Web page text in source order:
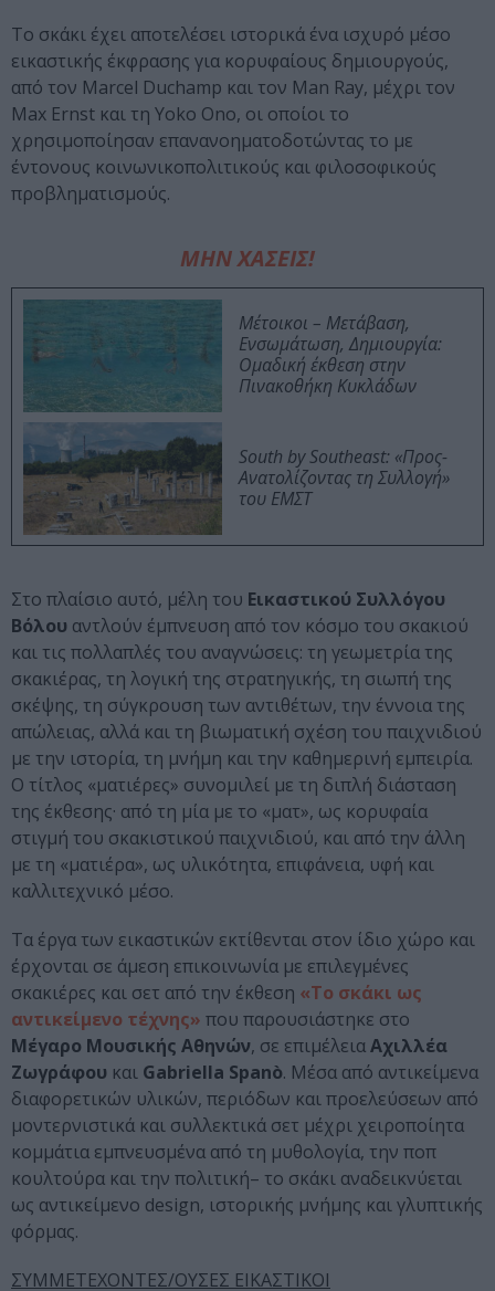
Το σκάκι έχει αποτελέσει ιστορικά ένα ισχυρό μέσο
εικαστικής έκφρασης για κορυφαίους δημιουργούς,
από τον Marcel Duchamp και τον Man Ray, μέχρι τον
Max Ernst και τη Yoko Ono, οι οποίοι το
χρησιμοποίησαν επανανοηματοδοτώντας το με
έντονους κοινωνικοπολιτικούς και φιλοσοφικούς
προβληματισμούς.
ΜΗΝ ΧΑΣΕΙΣ!
Μέτοικοι – Μετάβαση,
Ενσωμάτωση, Δημιουργία:
Ομαδική έκθεση στην
Πινακοθήκη Κυκλάδων
South by Southeast: «Προς-
Ανατολίζοντας τη Συλλογή»
του ΕΜΣΤ
Στο πλαίσιο αυτό, μέλη του Εικαστικού Συλλόγου
Βόλου αντλούν έμπνευση από τον κόσμο του σκακιού
και τις πολλαπλές του αναγνώσεις: τη γεωμετρία της
σκακιέρας, τη λογική της στρατηγικής, τη σιωπή της
σκέψης, τη σύγκρουση των αντιθέτων, την έννοια της
απώλειας, αλλά και τη βιωματική σχέση του παιχνιδιού
με την ιστορία, τη μνήμη και την καθημερινή εμπειρία.
Ο τίτλος «ματιέρες» συνομιλεί με τη διπλή διάσταση
της έκθεσης· από τη μία με το «ματ», ως κορυφαία
στιγμή του σκακιστικού παιχνιδιού, και από την άλλη
με τη «ματιέρα», ως υλικότητα, επιφάνεια, υφή και
καλλιτεχνικό μέσο.
Τα έργα των εικαστικών εκτίθενται στον ίδιο χώρο και
έρχονται σε άμεση επικοινωνία με επιλεγμένες
σκακιέρες και σετ από την έκθεση «Το σκάκι ως
αντικείμενο τέχνης» που παρουσιάστηκε στο
Μέγαρο Μουσικής Αθηνών, σε επιμέλειαΑχιλλέα
Ζωγράφου και Gabriella Spanò. Μέσα από αντικείμενα
διαφορετικών υλικών, περιόδων και προελεύσεων από
μοντερνιστικά και συλλεκτικά σετ μέχρι χειροποίητα
κομμάτια εμπνευσμένα από τη μυθολογία, την ποπ
κουλτούρα και την πολιτική– το σκάκι αναδεικνύεται
ως αντικείμενο design, ιστορικής μνήμης και γλυπτικής
φόρμας.
ΣΥΜΜΕΤΕΧΟΝΤΕΣ/ΟΥΣΕΣ ΕΙΚΑΣΤΙΚΟΙ